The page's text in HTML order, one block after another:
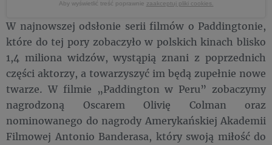
Aby wyświetlić treść poprawnie zaakceptuj pliki cookies.
W najnowszej odsłonie serii filmów o Paddingtonie,
które do tej pory zobaczyło w polskich kinach blisko
1,4 miliona widzów, wystąpią znani z poprzednich
części aktorzy, a towarzyszyć im będą zupełnie nowe
twarze. W filmie „Paddington w Peru” zobaczymy
nagrodzoną Oscarem Olivię Colman oraz
nominowanego do nagrody Amerykańskiej Akademii
Filmowej Antonio Banderasa, który swoją miłość do